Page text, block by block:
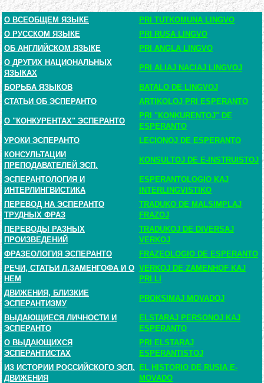
О ВСЕОБЩЕМ ЯЗЫКЕ
PRI TUTKOMUNA LINGVO
О РУССКОМ ЯЗЫКЕ
PRI RUSA LINGVO
ОБ АНГЛИЙСКОМ ЯЗЫКЕ
PRI ANGLA LINGVO
О ДРУГИХ НАЦИОНАЛЬНЫХ
ЯЗЫКАХ
PRI ALIAJ NACIAJ LINGVOJ
БОРЬБА ЯЗЫКОВ
BATALO DE LINGVOJ
СТАТЬИ ОБ ЭСПЕРАНТО
ARTIKOLOJ PRI ESPERANTO
О "КОНКУРЕНТАХ" ЭСПЕРАНТО
PRI "KONKURENTOJ" DE
ESPERANTO
УРОКИ ЭСПЕРАНТО
LECIONOJ DE ESPERANTO
КОНСУЛЬТАЦИИ
ПРЕПОДАВАТЕЛЕЙ ЭСП.
KONSULTOJ DE E-INSTRUISTOJ
ЭСПЕРАНТОЛОГИЯ И
ИНТЕРЛИНГВИСТИКА
ESPERANTOLOGIO KAJ
INTERLINGVISTIKO
ПЕРЕВОД НА ЭСПЕРАНТО
ТРУДНЫХ ФРАЗ
TRADUKO DE MALSIMPLAJ
FRAZOJ
ПЕРЕВОДЫ РАЗНЫХ
ПРОИЗВЕДЕНИЙ
TRADUKOJ DE DIVERSAJ
VERKOJ
ФРАЗЕОЛОГИЯ ЭСПЕРАНТО
FRAZEOLOGIO DE ESPERANTO
РЕЧИ, СТАТЬИ Л.ЗАМЕНГОФА И О
НЕМ
VERKOJ DE ZAMENHOF KAJ
PRI LI
ДВИЖЕНИЯ, БЛИЗКИЕ
ЭСПЕРАНТИЗМУ
PROKSIMAJ MOVADOJ
ВЫДАЮЩИЕСЯ ЛИЧНОСТИ И
ЭСПЕРАНТО
ELSTARAJ PERSONOJ KAJ
ESPERANTO
О ВЫДАЮЩИХСЯ
ЭСПЕРАНТИСТАХ
PRI ELSTARAJ
ESPERANTISTOJ
ИЗ ИСТОРИИ РОССИЙСКОГО ЭСП.
ДВИЖЕНИЯ
EL HISTORIO DE RUSIA E-
MOVADO